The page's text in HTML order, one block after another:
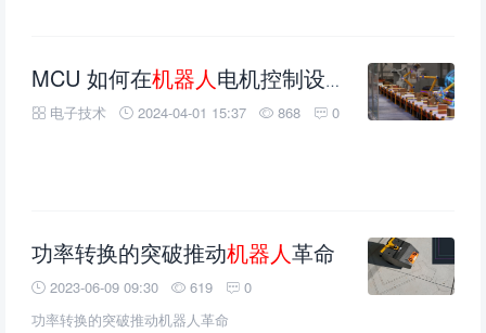
MCU 如何在机器人电机控制设计中提高系统性能
电子技术 2024-04-01 15:37 868 0
​​​​​​​功率转换的突破推动机器人革命
2023-06-09 09:30 619
0
​​​​​​​功率转换的突破推动机器人革命